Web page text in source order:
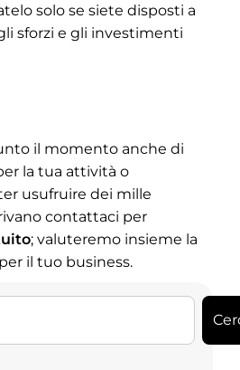
solo se siete disposti a
sforzi e gli investimenti
il momento anche di
la tua attività o
usufruire dei mille
contattaci per
; valuteremo insieme la
il tuo business.